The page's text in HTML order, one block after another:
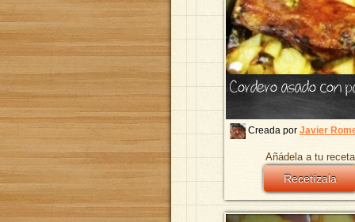
Cordero asado con
Creada por Javier
Añádela a tu
Recetízala